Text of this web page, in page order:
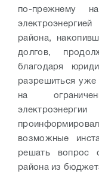
по-прежнему
района,
долгов,
благодаря
разрешиться уже
на
возможные
решать вопрос
района из